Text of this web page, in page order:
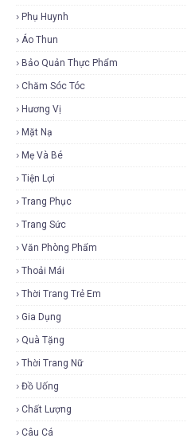
Phụ Huynh
Áo Thun
Bảo Quản Thực Phẩm
Chăm Sóc Tóc
Hương Vị
Mặt Nạ
Mẹ Và Bé
Tiện Lợi
Trang Phục
Trang Sức
Văn Phòng Phẩm
Thoải Mái
Thời Trang Trẻ Em
Gia Dụng
Quà Tặng
Thời Trang Nữ
Đồ Uống
Chất Lượng
Câu Cá